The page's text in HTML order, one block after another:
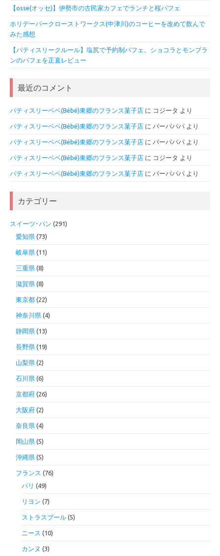
【osse(オッセ)】伊勢市の古民家カフェでランチと桜パフェ
ホリデーパークローストワークス(中津川)のコーヒーを改めて飲んで
みた感想
【パティスリークルール】塩尻で予約制パフェ。ショコラとモンブラ
ンのパフェを正直レビュー
最近のコメント
パティスリーベベ(Bébé)東郷のフランス菓子店 に コジータ より
パティスリーベベ(Bébé)東郷のフランス菓子店 に バーバパパ より
パティスリーベベ(Bébé)東郷のフランス菓子店 に バーバパパ より
パティスリーベベ(Bébé)東郷のフランス菓子店 に コジータ より
パティスリーベベ(Bébé)東郷のフランス菓子店 に バーバパパ より
カテゴリー
スイーツ･パン (291)
愛知県 (73)
岐阜県 (11)
三重県 (8)
滋賀県 (8)
東京都 (22)
神奈川県 (4)
静岡県 (13)
長野県 (19)
山梨県 (2)
石川県 (6)
京都府 (26)
大阪府 (2)
奈良県 (4)
岡山県 (5)
沖縄県 (5)
フランス (76)
パリ (49)
リヨン (7)
ストラスブール (5)
ニース (10)
カンヌ (3)